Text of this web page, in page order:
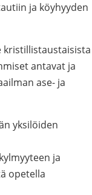
ja köyhyyden
kristillistaustaisista
antavat ja
ase- ja
yksilöiden
ja
opetella